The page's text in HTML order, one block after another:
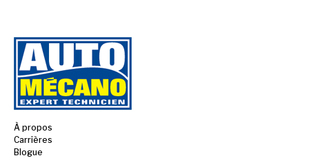
À propos
Carrières
Blogue